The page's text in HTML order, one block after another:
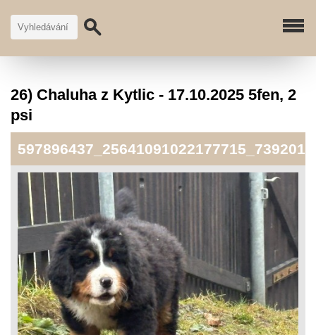
26) Chaluha z Kytlic - 17.10.2025 5fen, 2
psi